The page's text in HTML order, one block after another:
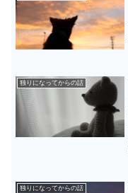
独りになってからの話
独りになってからの話